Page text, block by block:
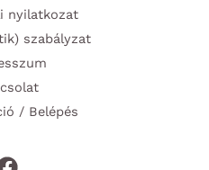
nyilatkozat
szabályzat
/ Belépés